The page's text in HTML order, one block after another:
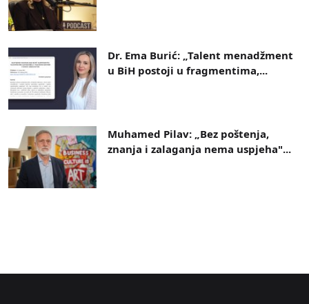
Dr. Ema Burić: „Talent menadžment
u BiH postoji u fragmentima,...
Muhamed Pilav: „Bez poštenja,
znanja i zalaganja nema uspjeha"...